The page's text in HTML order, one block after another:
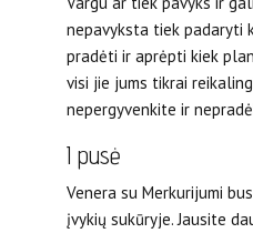
nepavyksta tiek padaryti
pradėti ir aprėpti kiek
visi jie jums tikrai
nepergyvenkite ir
I pusė
Venera su Merkurijumi
įvykių sukūryje. Jausite